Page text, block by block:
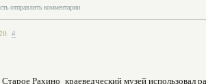
отправлять комментарии
#
Рахино краеведческий музей использовал